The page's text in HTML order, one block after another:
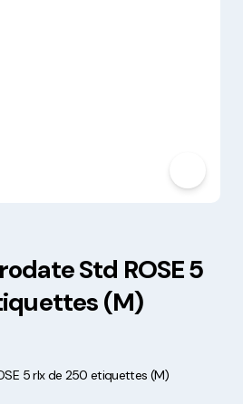
Std ROSE 5
(M)
5 rlx de 250 etiquettes (M)